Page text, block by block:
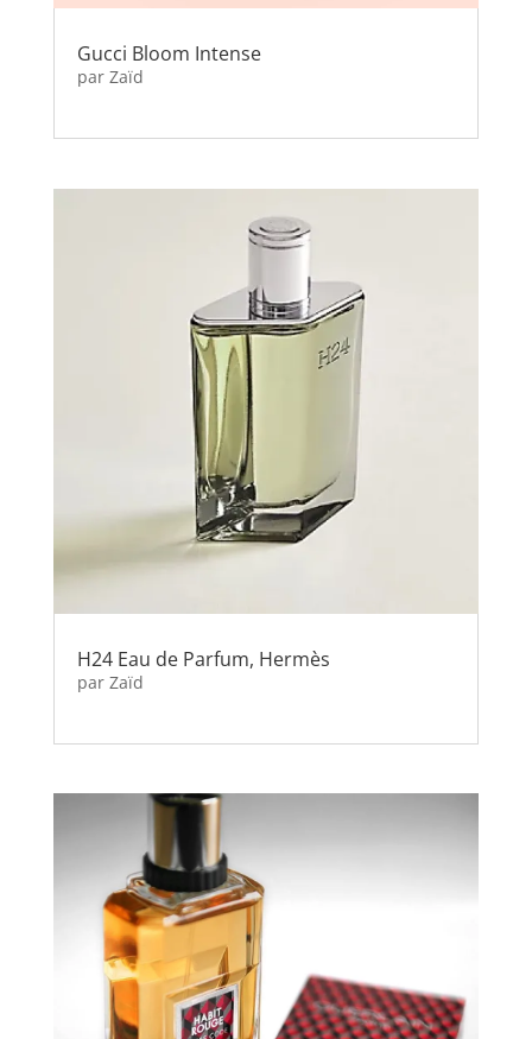
Gucci Bloom Intense
par Zaïd
H24 Eau de Parfum, Hermès
par Zaïd